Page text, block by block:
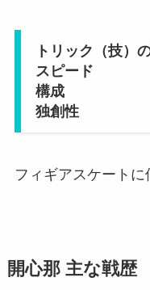
トリック（技）
スピード
構成
独創性
フィギアスケートに
開心那 主な戦歴